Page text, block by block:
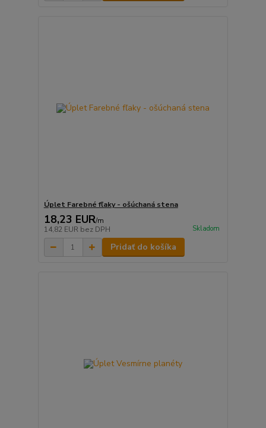
Úplet Farebné fľaky - ošúchaná stena
18,23 EUR/m
14,82 EUR bez DPH Skladom
Pridať do košíka